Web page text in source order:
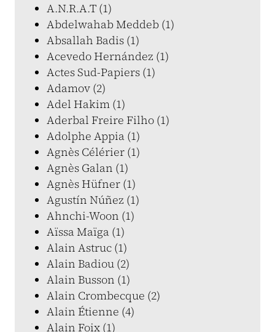
A.N.R.A.T (1)
Abdelwahab Meddeb (1)
Absallah Badis (1)
Acevedo Hernández (1)
Actes Sud-Papiers (1)
Adamov (2)
Adel Hakim (1)
Aderbal Freire Filho (1)
Adolphe Appia (1)
Agnès Célérier (1)
Agnès Galan (1)
Agnès Hüfner (1)
Agustín Núñez (1)
Ahnchi-Woon (1)
Aïssa Maïga (1)
Alain Astruc (1)
Alain Badiou (2)
Alain Busson (1)
Alain Crombecque (2)
Alain Étienne (4)
Alain Foix (1)